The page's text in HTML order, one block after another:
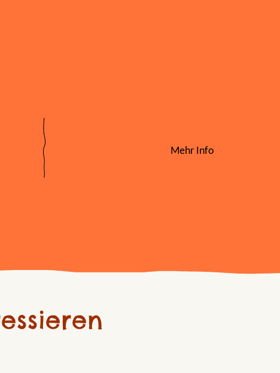
Mehr Info